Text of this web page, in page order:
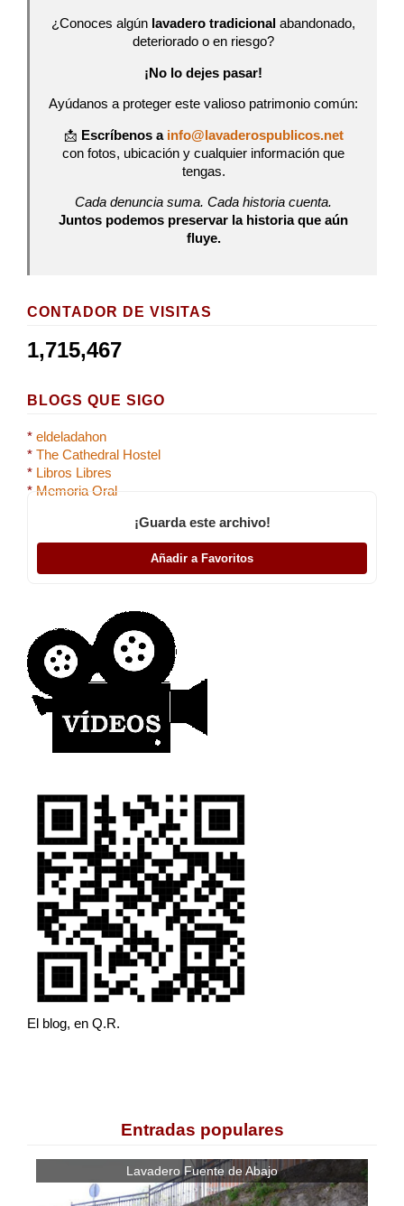
¿Conoces algún lavadero tradicional abandonado,
deteriorado o en riesgo?
¡No lo dejes pasar!
Ayúdanos a proteger este valioso patrimonio común:
📩 Escríbenos a info@lavaderospublicos.net
con fotos, ubicación y cualquier información que
tengas.
Cada denuncia suma. Cada historia cuenta.
Juntos podemos preservar la historia que aún
fluye.
CONTADOR DE VISITAS
1,715,467
BLOGS QUE SIGO
* eldeladahon
* The Cathedral Hostel
* Libros Libres
* Memoria Oral
¡Guarda este archivo!
Añadir a Favoritos
El blog, en Q.R.
Entradas populares
Lavadero Fuente de Abajo